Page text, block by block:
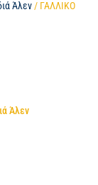
Άλεν / ΓΑΛΛΙΚΟ
Άλεν